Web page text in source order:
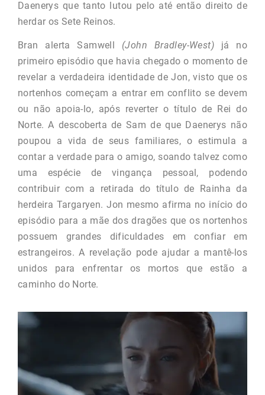
Daenerys que tanto lutou pelo até então direito de
herdar os Sete Reinos.
Bran alerta Samwell (John Bradley-West)já no
primeiro episódio que havia chegado o momento de
revelar a verdadeira identidade de Jon, visto que os
nortenhos começam a entrar em conflito se devem
ou não apoia-lo, após reverter o título de Rei do
Norte. A descoberta de Sam de que Daenerys não
poupou a vida de seus familiares, o estimula a
contar a verdade para o amigo, soando talvez como
uma espécie de vingança pessoal, podendo
contribuir com a retirada do título de Rainha da
herdeira Targaryen. Jon mesmo afirma no início do
episódio para a mãe dos dragões que os nortenhos
possuem grandes dificuldades em confiar em
estrangeiros. A revelação pode ajudar a mantê-los
unidos para enfrentar os mortos que estão a
caminho do Norte.